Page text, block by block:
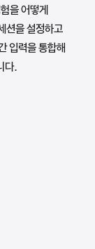
을 어떻게
션을 설정하고
입력을 통합해
다.